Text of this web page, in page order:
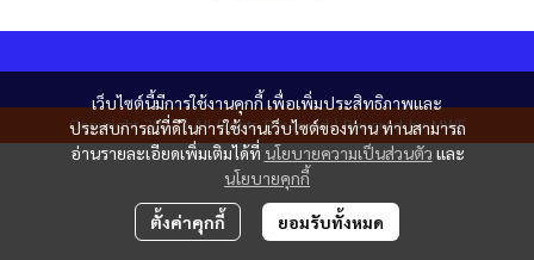
เว็บไซต์นี้มีการใช้งานคุกกี้ เพื่อเพิ่มประสิทธิภาพและ
ประสบการณ์ที่ดีในการใช้งานเว็บไซต์ของท่าน ท่านสามารถ
อ่านรายละเอียดเพิ่มเติมได้ที่ นโยบายความเป็นส่วนตัว และ
นโยบายคุกกี้
ตั้งค่าคุกกี้ ยอมรับทั้งหมด
Copyright 2024 | All Rights Reserved | Powered by MWE